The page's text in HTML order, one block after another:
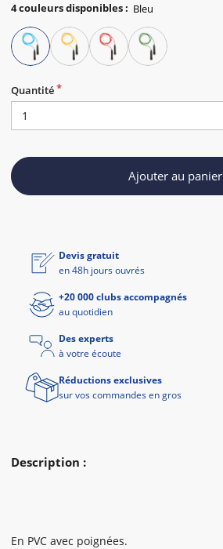
4couleurs disponibles:
Quantité
Ajouter au panier
Description :
En PVC avec poignées.
Devis gratuit
en 48h jours ouvrés
+20 000 clubs accompagnés
au quotidien
Des experts
à votre écoute
Réductions exclusives
sur vos commandes en gros